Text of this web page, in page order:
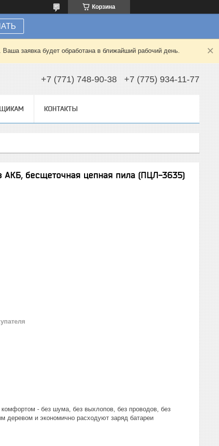
Корзина
заявка будет обработана в ближайший рабочий день.
+7 (771) 748-90-38 +7 (775) 934-11-77
КОНТАКТЫ
АКБ, бесщеточная цепная пила (ПЦЛ-3635)
- без шума, без выхлопов, без проводов, без
деревом и экономично расходуют заряд батареи